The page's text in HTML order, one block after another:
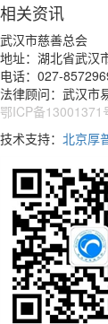
相关资讯
武汉市慈善总会
地址：湖北省武汉
电话：027-
法律顾问：武汉市
鄂ICP备13001371
技术支持： 北京厚